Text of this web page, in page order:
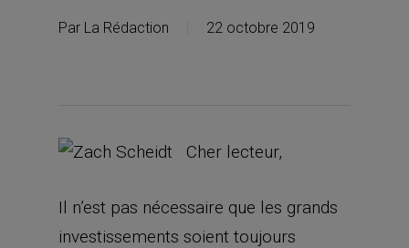
Par La Rédaction 22 octobre 2019
Cher lecteur,
Il n’est pas nécessaire que les grands
investissements soient toujours